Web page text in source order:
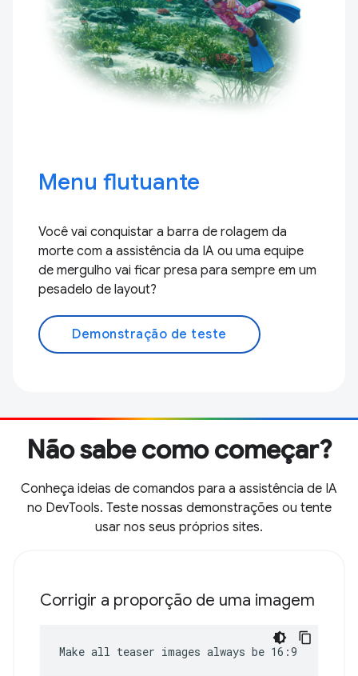
Menu flutuante
Você vai conquistar a barra de rolagem da
morte com a assistência da IA ou uma equipe
de mergulho vai ficar presa para sempre em um
pesadelo de layout?
Demonstração de teste
Não sabe como começar?
Conheça ideias de comandos para a assistência de IA
no DevTools. Teste nossas demonstrações ou tente
usar nos seus próprios sites.
Corrigir a proporção de uma imagem
Make all teaser images always be 16:9